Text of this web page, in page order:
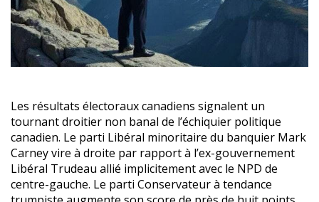
Les résultats électoraux canadiens signalent un
tournant droitier non banal de l’échiquier politique
canadien. Le parti Libéral minoritaire du banquier Mark
Carney vire à droite par rapport à l’ex-gouvernement
Libéral Trudeau allié implicitement avec le NPD de
centre-gauche. Le parti Conservateur à tendance